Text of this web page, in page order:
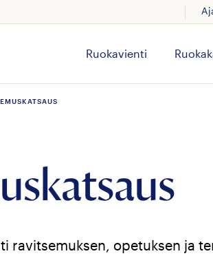
Ruokavienti
ravitsemuksen, opetuksen ja